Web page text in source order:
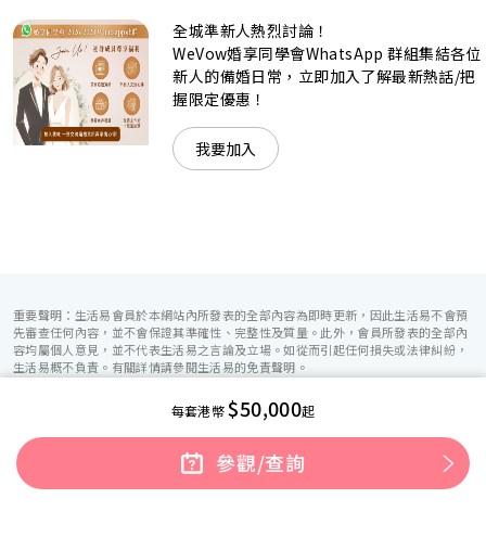
準新人的個性及預算﹔保證為您打造夢寐以求的特別日子，令
賓客永誌難忘！
全城準新人熱烈討論！
WeVow婚享同學會WhatsApp 群組集結各位
新人的備婚日常，立即加入了解最新熱話/把
握限定優惠！
我要加入
每套港幣$50,000起
參觀/查詢
重要聲明：生活易會員於本網站內所發表的全部內容為即時更新，因此生活易不會預
先審查任何內容，並不會保證其準確性、完整性及質量。此外，會員所發表的全部內
容均屬個人意見，並不代表生活易之言論及立場。如從而引起任何損失或法律糾紛，
生活易概不負責。有關詳情請參閱生活易的免責聲明。
生活易服務範圍 ：電子商貿|IT 方案|廣告宣傳|新婚導航|